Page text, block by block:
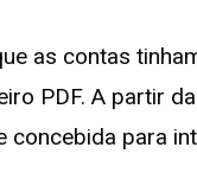
as contas
PDF. A partir
concebida para